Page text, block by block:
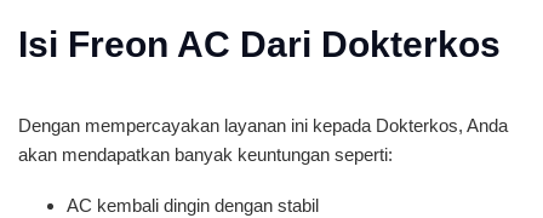
Isi Freon AC Dari Dokterkos
Dengan mempercayakan layanan ini kepada Dokterkos, Anda
akan mendapatkan banyak keuntungan seperti:
AC kembali dingin dengan stabil